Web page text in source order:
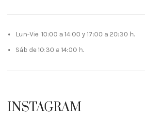
Lun-Vie 10:00 a 14:00 y 17:00 a 20:30 h.
Sáb de 10:30 a 14:00 h.
INSTAGRAM